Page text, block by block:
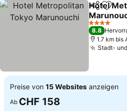
TeilenZu
Hotel
4 Sterne
8.8
1.7 km bis
Stadt-
Preise von 15 Websites anzeigen
Ab CHF 158